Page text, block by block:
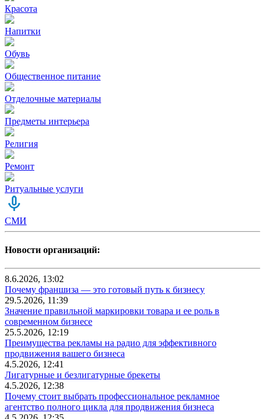
Красота
Напитки
Обувь
Общественное питание
Отделочные материалы
Предметы интерьера
Религия
Ремонт
Ритуальные услуги
СМИ
Новости организаций:
8.6.2026, 13:02
Почему франшиза — это готовый путь к бизнесу
29.5.2026, 11:39
Значение правильной маркировки товара и ее роль в
современном бизнесе
25.5.2026, 12:19
Преимущества рекламы на радио для эффективного
продвижения вашего бизнеса
4.5.2026, 12:41
Лигатурные и безлигатурные брекеты
4.5.2026, 12:38
Почему стоит выбрать профессиональное рекламное
агентство полного цикла для продвижения бизнеса